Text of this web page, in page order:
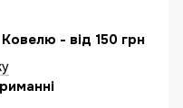
- від 150 грн